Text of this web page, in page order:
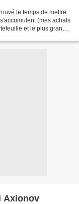
le temps de mettre
(mes achats
et le plus grand
Axionov